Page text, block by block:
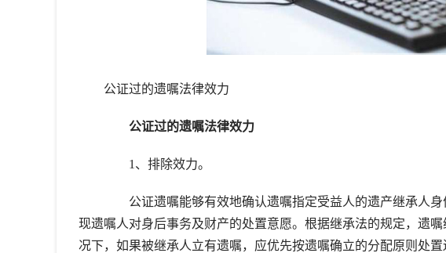
公证过的遗嘱法律效力
公证过的遗嘱法律效力
1、排除效力。
公证遗嘱能够有效地确认遗嘱指定受益人的遗产继承人身
现遗嘱人对身后事务及财产的处置意愿。根据继承法的规定，遗
况下，如果被继承人立有遗嘱，应优先按遗嘱确立的分配原则处